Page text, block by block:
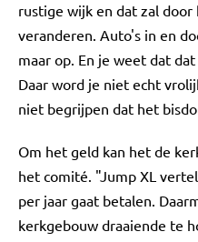
rustige wijk en dat zal
veranderen. Auto's in en
maar op. En je weet dat
Daar word je niet echt
niet begrijpen dat het
Om het geld kan het de
het comité. "Jump XL
per jaar gaat betalen.
kerkgebouw draaiende te